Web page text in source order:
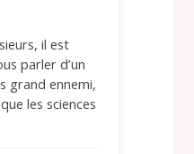
il est
parler d’un
grand ennemi,
les sciences